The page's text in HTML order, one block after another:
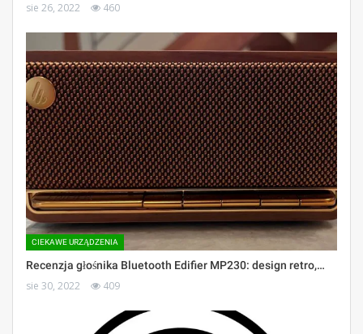
sie 26, 2022 460
CIEKAWE URZĄDZENIA
Recenzja głośnika Bluetooth Edifier MP230: design retro,…
sie 30, 2022 409